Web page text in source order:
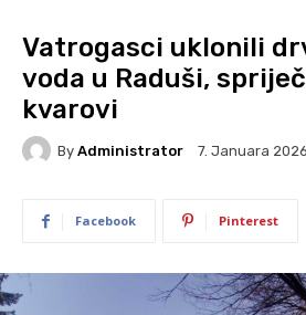
Vatrogasci uklonili
voda u Raduši,
kvarovi
By Administrator 7. Januara
Facebook Pinterest